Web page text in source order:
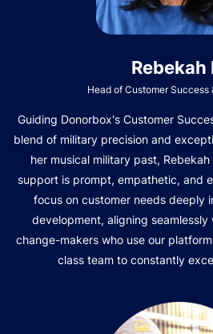
Rebekah
Head of Customer Success
Guiding Donorbox's Customer
blend of military precision and
her musical military past,
support is prompt, empathetic, and
focus on customer needs deeply
development, aligning
change-makers who use our
class team to constantly